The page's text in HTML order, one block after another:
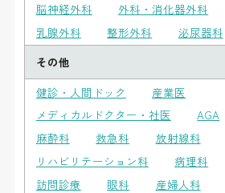
脳神経外科
外科・消化器外科
乳腺外科
整形外科 泌尿器科
その他
健診・人間ドック
産業医
メディカルドクター・社医
AGA
麻酔科
救急科
放射線科
リハビリテーション科
病理科
訪問診療
眼科 産婦人科